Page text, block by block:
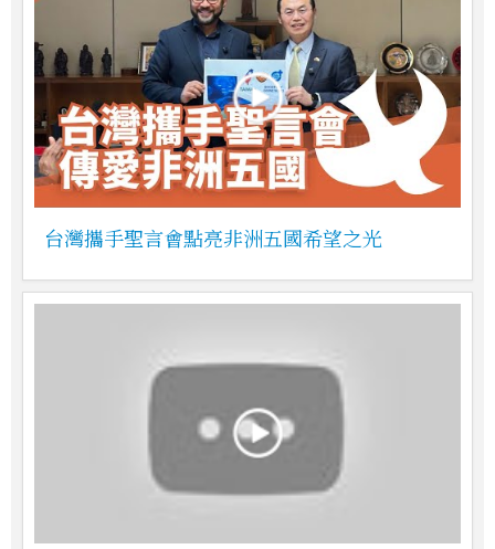
台灣攜手聖言會點亮非洲五國希望之光